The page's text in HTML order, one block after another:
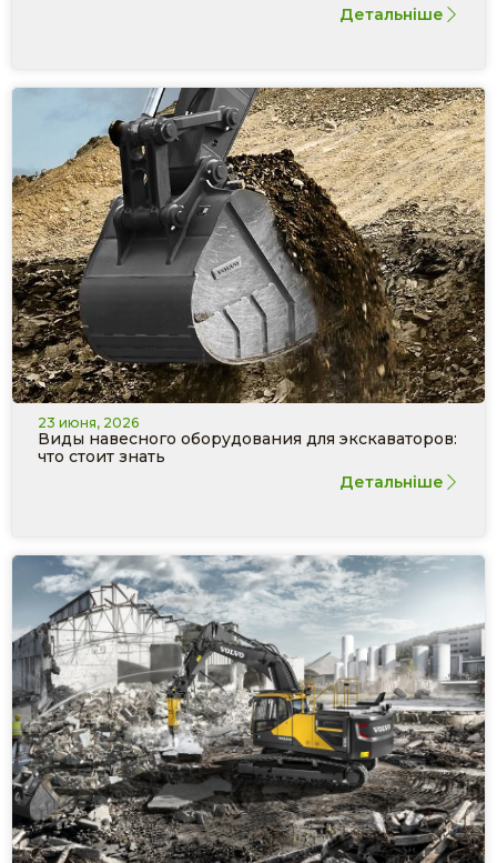
Детальніше
23 июня, 2026
Виды навесного оборудования для экскаваторов:
что стоит знать
Детальніше